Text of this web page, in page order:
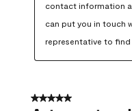
contact information
can put you in touch
representative to
5 out of 5 stars.